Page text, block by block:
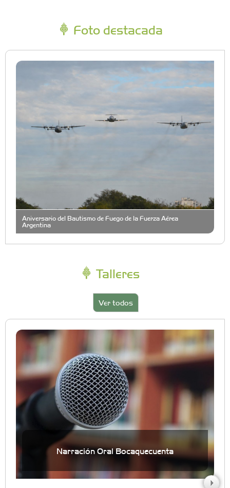
Foto destacada
Aniversario del Bautismo de Fuego de la Fuerza Aérea
Argentina
Talleres
Ver todos
Narración Oral Bocaquecuenta